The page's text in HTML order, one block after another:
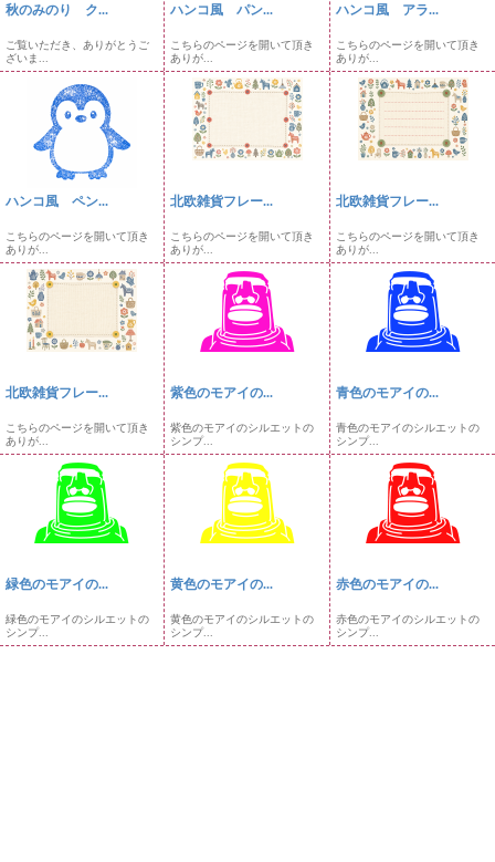
秋のみのり ク...
ご覧いただき、ありがとうご
ざいま...
ハンコ風 パン...
こちらのページを開いて頂き
ありが...
ハンコ風 アラ...
こちらのページを開いて頂き
ありが...
ハンコ風 ペン...
こちらのページを開いて頂き
ありが...
北欧雑貨フレー...
こちらのページを開いて頂き
ありが...
北欧雑貨フレー...
こちらのページを開いて頂き
ありが...
北欧雑貨フレー...
こちらのページを開いて頂き
ありが...
紫色のモアイの...
紫色のモアイのシルエットの
シンプ...
青色のモアイの...
青色のモアイのシルエットの
シンプ...
緑色のモアイの...
緑色のモアイのシルエットの
シンプ...
黄色のモアイの...
黄色のモアイのシルエットの
シンプ...
赤色のモアイの...
赤色のモアイのシルエットの
シンプ...